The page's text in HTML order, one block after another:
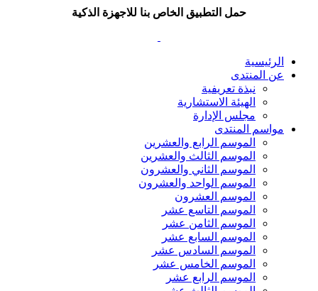
حمل التطبيق الخاص بنا للاجهزة الذكية
الرئيسية
عن المنتدى
نبذة تعريفية
الهيئة الاستشارية
مجلس الإدارة
مواسم المنتدى
الموسم الرابع والعشرين
الموسم الثالث والعشرين
الموسم الثاني والعشرون
الموسم الواحد والعشرون
الموسم العشرون
الموسم التاسع عشر
الموسم الثامن عشر
الموسم السابع عشر
الموسم السادس عشر
الموسم الخامس عشر
الموسم الرابع عشر